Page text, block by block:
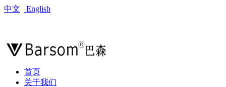
中文 English
首页
关于我们